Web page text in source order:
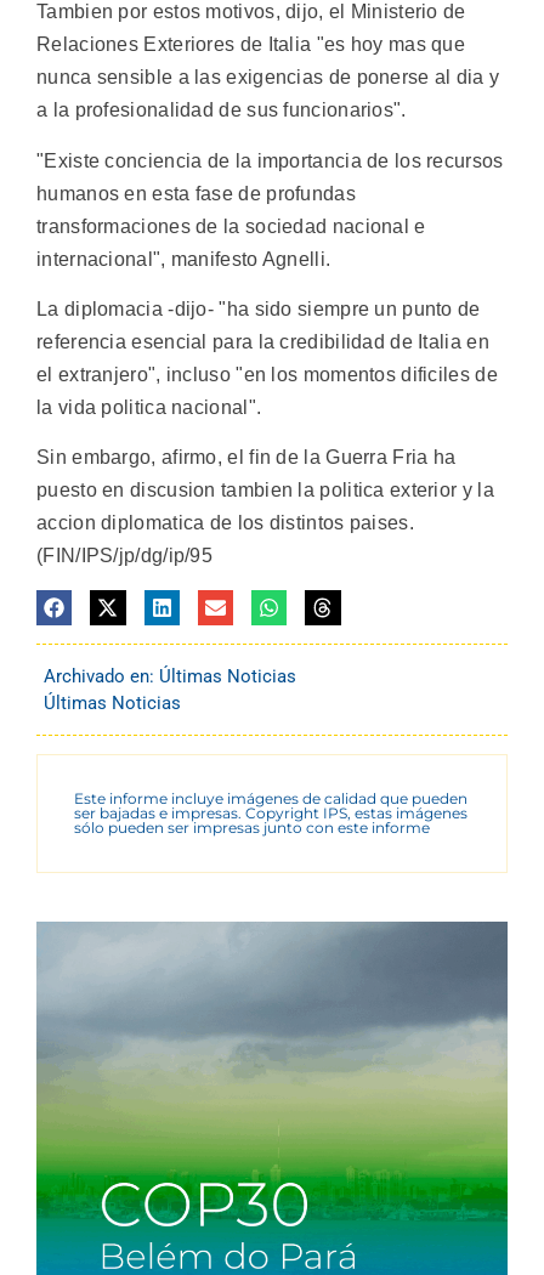
Tambien por estos motivos, dijo, el Ministerio de
Relaciones Exteriores de Italia "es hoy mas que
nunca sensible a las exigencias de ponerse al dia y
a la profesionalidad de sus funcionarios".
"Existe conciencia de la importancia de los recursos
humanos en esta fase de profundas
transformaciones de la sociedad nacional e
internacional", manifesto Agnelli.
La diplomacia -dijo- "ha sido siempre un punto de
referencia esencial para la credibilidad de Italia en
el extranjero", incluso "en los momentos dificiles de
la vida politica nacional".
Sin embargo, afirmo, el fin de la Guerra Fria ha
puesto en discusion tambien la politica exterior y la
accion diplomatica de los distintos paises.
(FIN/IPS/jp/dg/ip/95
Archivado en: Últimas Noticias
Últimas Noticias
Este informe incluye imágenes de calidad que pueden
ser bajadas e impresas. Copyright IPS, estas imágenes
sólo pueden ser impresas junto con este informe